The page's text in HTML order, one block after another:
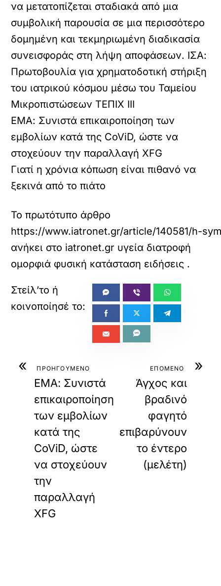
να μετατοπίζεται σταδιακά από μια
συμβολική παρουσία σε μια περισσότερο
δομημένη και τεκμηριωμένη διαδικασία
συνεισφοράς στη λήψη αποφάσεων. ΙΣΑ:
Πρωτοβουλία για χρηματοδοτική στήριξη
του ιατρικού κόσμου μέσω του Ταμείου
Μικροπιστώσεων ΤΕΠΙΧ ΙΙΙ
ΕΜΑ: Συνιστά επικαιροποίηση των
εμβολίων κατά της CoViD, ώστε να
στοχεύουν την παραλλαγή XFG
Γιατί η χρόνια κόπωση είναι πιθανό να
ξεκινά από το πιάτο
Το πρωτότυπο άρθρο
https://www.iatronet.gr/article/140581/h-
ανήκει στο iatronet.gr υγεία διατροφή
ομορφιά φυσική κατάσταση ειδήσεις .
« ΠΡΟΗΓΟΥΜΕΝΟ
ΕΜΑ: Συνιστά
επικαιροποίηση
των εμβολίων
κατά της
CoViD, ώστε
να στοχεύουν
την
παραλλαγή
XFG
»
ΕΠΟΜΕΝΟ
Άγχος και
βραδινό
φαγητό
επιβαρύνουν
το έντερο
(μελέτη)